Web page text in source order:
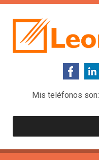
Mis teléfonos son: